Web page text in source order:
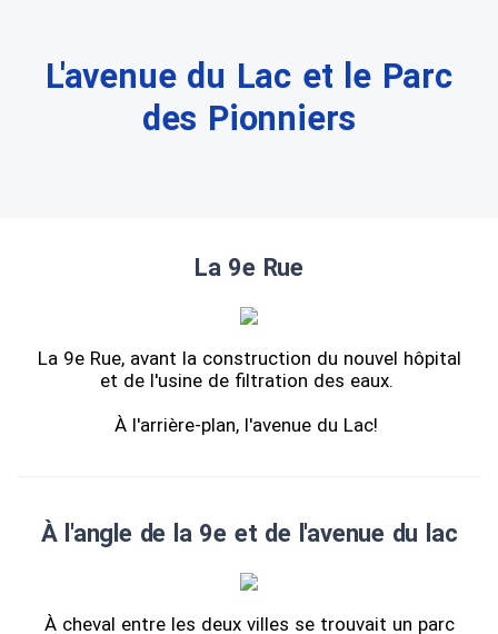
L'avenue du Lac et le Parc
des Pionniers
La 9e Rue
La 9e Rue, avant la construction du nouvel hôpital
et de l'usine de filtration des eaux.
À l'arrière-plan, l'avenue du Lac!
À l'angle de la 9e et de l'avenue du lac
À cheval entre les deux villes se trouvait un parc